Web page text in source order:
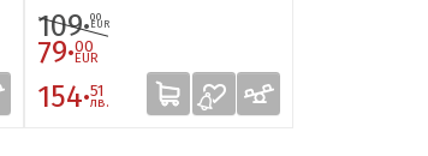
109·00
EUR
79·00
EUR
154·51
лв.